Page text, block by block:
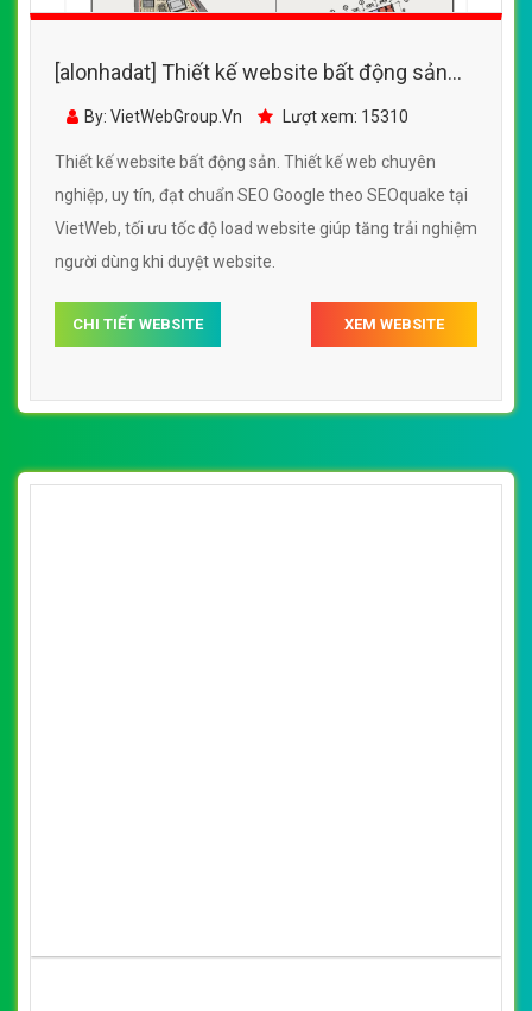
[alonhadat] Thiết kế website bất động sản
đẹp, chuyên nghiệp chuẩn SEO
By: VietWebGroup.Vn Lượt xem: 15310
Thiết kế website bất động sản. Thiết kế web chuyên
nghiệp, uy tín, đạt chuẩn SEO Google theo SEOquake tại
VietWeb, tối ưu tốc độ load website giúp tăng trải nghiệm
người dùng khi duyệt website.
CHI TIẾT WEBSITE XEM WEBSITE